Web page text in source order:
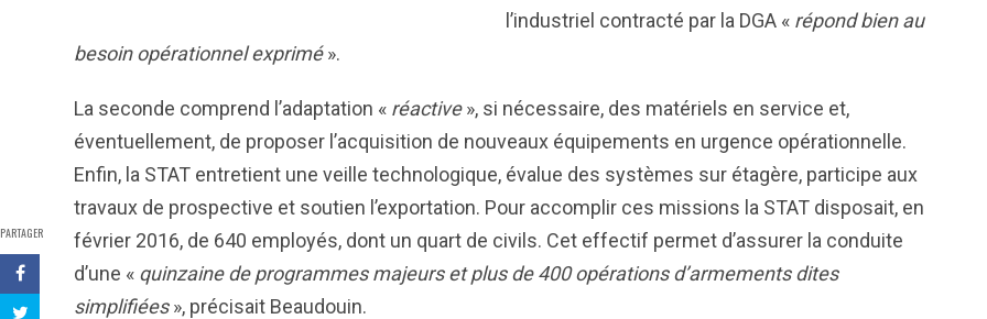
PARTAGER
l’industriel contracté par la DGA « répond bien au
besoin opérationnel exprimé».
La seconde comprend l’adaptation « réactive», si nécessaire, des matériels en service et,
éventuellement, de proposer l’acquisition de nouveaux équipements en urgence opérationnelle.
Enfin, la STAT entretient une veille technologique, évalue des systèmes sur étagère, participe aux
travaux de prospective et soutien l’exportation. Pour accomplir ces missions la STAT disposait, en
février 2016, de 640 employés, dont un quart de civils. Cet effectif permet d’assurer la conduite
d’une « quinzaine de programmes majeurs et plus de 400 opérations d’armements dites
simplifiées», précisait Beaudouin.